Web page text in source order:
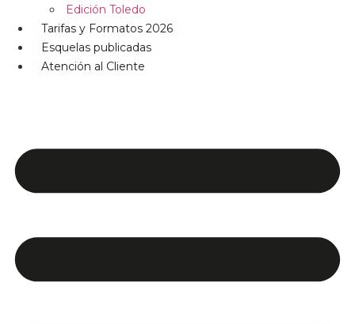
Edición Toledo
Tarifas y Formatos 2026
Esquelas publicadas
Atención al Cliente